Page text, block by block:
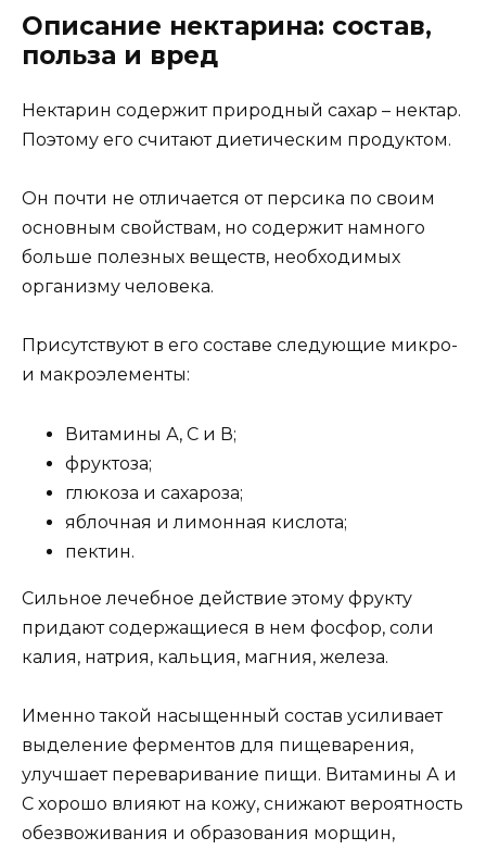
Описание нектарина: состав,
польза и вред
Нектарин содержит природный сахар – нектар.
Поэтому его считают диетическим продуктом.
Он почти не отличается от персика по своим
основным свойствам, но содержит намного
больше полезных веществ, необходимых
организму человека.
Присутствуют в его составе следующие микро-
и макроэлементы:
Витамины А, С и В;
фруктоза;
глюкоза и сахароза;
яблочная и лимонная кислота;
пектин.
Сильное лечебное действие этому фрукту
придают содержащиеся в нем фосфор, соли
калия, натрия, кальция, магния, железа.
Именно такой насыщенный состав усиливает
выделение ферментов для пищеварения,
улучшает переваривание пищи. Витамины А и
С хорошо влияют на кожу, снижают вероятность
обезвоживания и образования морщин,